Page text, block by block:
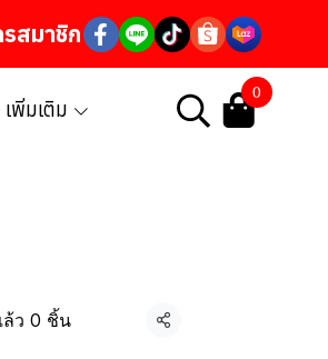
สมาชิก
เพิ่มเติม
0
ล้ว 0 ชิ้น แชร์